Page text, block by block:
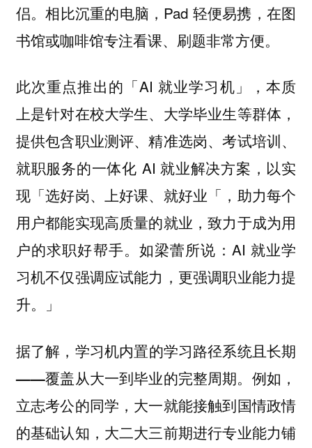
侣。相比沉重的电脑，Pad 轻便易携，在图
书馆或咖啡馆专注看课、刷题非常方便。
此次重点推出的「AI 就业学习机」，本质
上是针对在校大学生、大学毕业生等群体，
提供包含职业测评、精准选岗、考试培训、
就职服务的一体化 AI 就业解决方案，以实
现「选好岗、上好课、就好业「，助力每个
用户都能实现高质量的就业，致力于成为用
户的求职好帮手。如梁蕾所说：AI 就业学
习机不仅强调应试能力，更强调职业能力提
升。」
据了解， 学习机内置的学习路径系统且长期
——覆盖从大一到毕业的完整周期。 例如，
立志考公的同学，大一就能接触到国情政情
的基础认知，大二大三前期进行专业能力铺